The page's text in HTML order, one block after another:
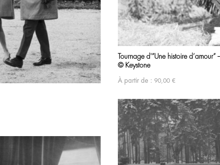
Tournage d'”Une histoire
© Keystone
À partir de : 90,00 €